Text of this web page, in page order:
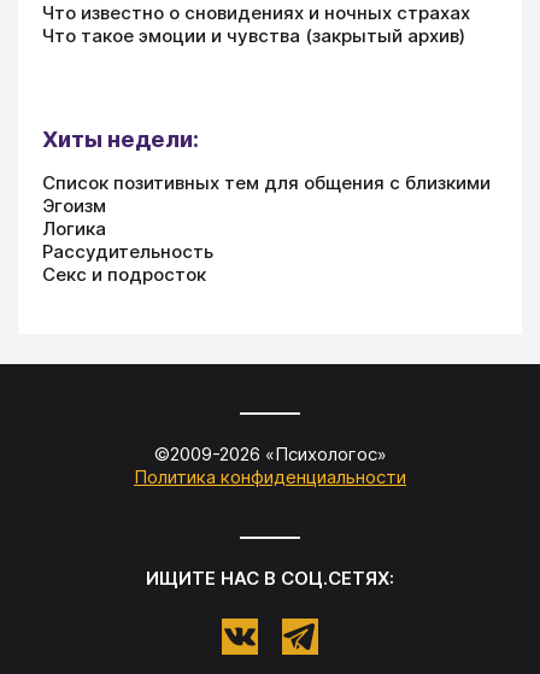
Что известно о сновидениях и ночных страхах
Что такое эмоции и чувства (закрытый архив)
Хиты недели:
Список позитивных тем для общения с близкими
Эгоизм
Логика
Рассудительность
Секс и подросток
©2009-2026 «Психологос»
Политика конфиденциальности
ИЩИТЕ НАС В СОЦ.СЕТЯХ: